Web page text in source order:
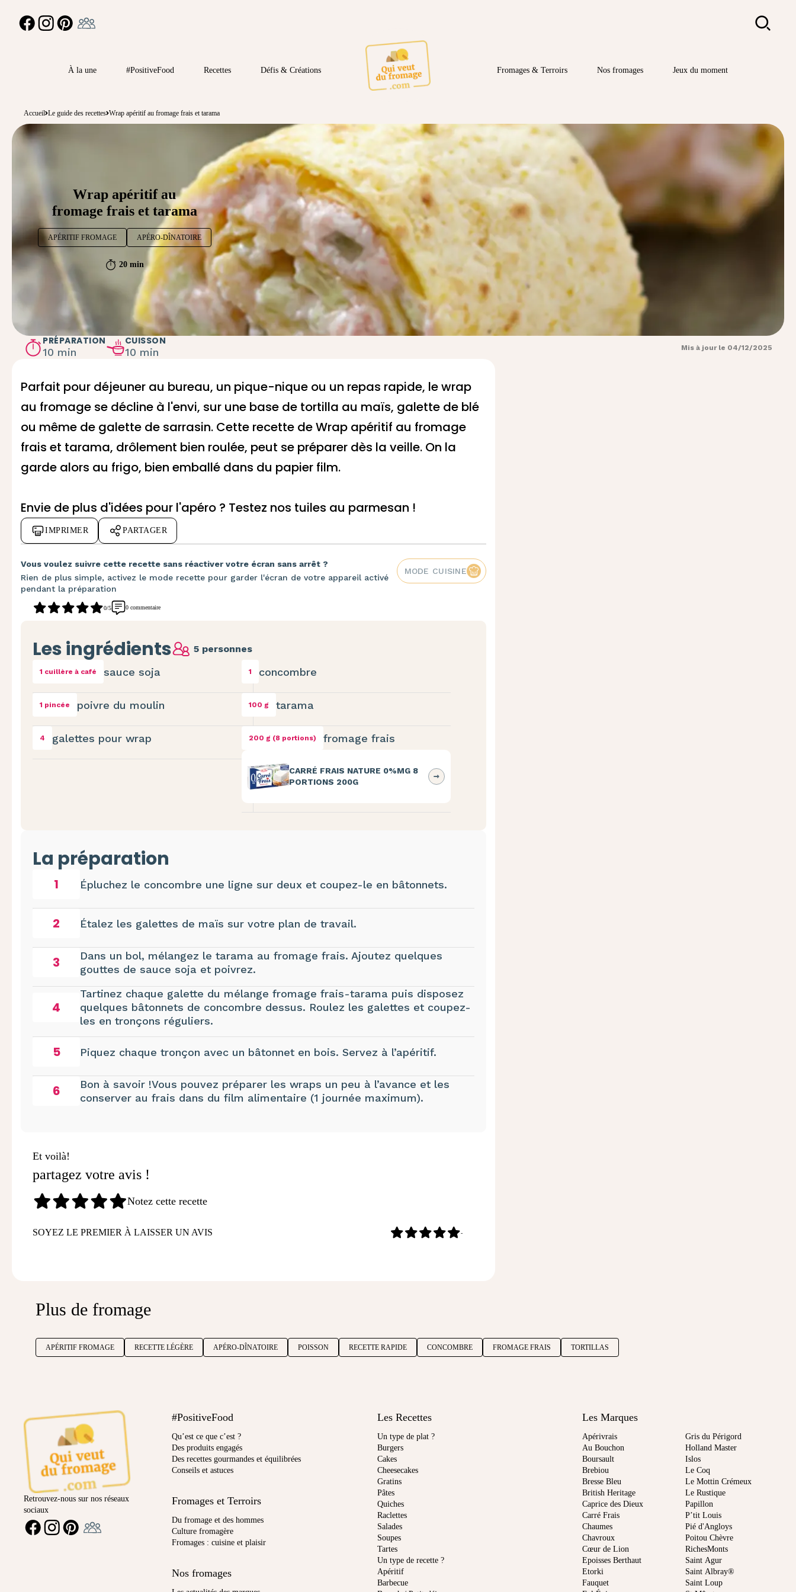
FACEBOOKINSTAGRAMPINTEREST Rechercher
À la une #PositiveFood Recettes Défis & Créations Fromages & Terroirs Nos fromages Jeux du moment
Accueil Le guide des recettes Wrap apéritif au fromage frais et tarama
Wrap apéritif au
fromage frais et tarama
APÉRITIF FROMAGE APÉRO-DÎNATOIRE
20 min
PRÉPARATION
10 min
CUISSON
10 min Mis à jour le 04/12/2025
Parfait pour déjeuner au bureau, un pique-nique ou un repas rapide, le wrap
au fromage se décline à l'envi, sur une base de tortilla au maïs, galette de blé
ou même de galette de sarrasin. Cette recette de Wrap apéritif au fromage
frais et tarama, drôlement bien roulée, peut se préparer dès la veille. On la
garde alors au frigo, bien emballé dans du papier film.
Envie de plus d'idées pour l'apéro ? Testez nos tuiles au parmesan !
IMPRIMER PARTAGER
Vous voulez suivre cette recette sans réactiver votre écran sans arrêt ?
Rien de plus simple, activez le mode recette pour garder l'écran de votre appareil activé
pendant la préparation
MODE CUISINE
0/5 0 commentaire
Les ingrédients 5 personnes
1 cuillère à café sauce soja
1 pincée poivre du moulin
4 galettes pour wrap
1 concombre
100 g tarama
200 g (8 portions) fromage frais
CARRÉ FRAIS NATURE 0%MG 8
PORTIONS 200G
La préparation
1 Épluchez le concombre une ligne sur deux et coupez-le en bâtonnets.
2 Étalez les galettes de maïs sur votre plan de travail.
3
Dans un bol, mélangez le tarama au fromage frais. Ajoutez quelques
gouttes de sauce soja et poivrez.
4
Tartinez chaque galette du mélange fromage frais-tarama puis disposez
quelques bâtonnets de concombre dessus. Roulez les galettes et coupez-
les en tronçons réguliers.
5 Piquez chaque tronçon avec un bâtonnet en bois. Servez à l’apéritif.
6
Bon à savoir !Vous pouvez préparer les wraps un peu à l’avance et les
conserver au frais dans du film alimentaire (1 journée maximum).
Et voilà!
partagez votre avis !
Notez cette recette
SOYEZ LE PREMIER À LAISSER UN AVIS -
Plus de fromage
APÉRITIF FROMAGE RECETTE LÉGÈRE APÉRO-DÎNATOIRE POISSON RECETTE RAPIDE CONCOMBRE FROMAGE FRAIS TORTILLAS
Retrouvez-nous sur nos réseaux
sociaux
FACEBOOKINSTAGRAMPINTEREST
#PositiveFood
Qu’est ce que c’est ?
Des produits engagés
Des recettes gourmandes et équilibrées
Conseils et astuces
Fromages et Terroirs
Du fromage et des hommes
Culture fromagère
Fromages : cuisine et plaisir
Nos fromages
Les Recettes
Un type de plat ?
Burgers
Cakes
Cheesecakes
Gratins
Pâtes
Quiches
Raclettes
Salades
Soupes
Tartes
Un type de recette ?
Apéritif
Barbecue
Les Marques
Apérivrais
Au Bouchon
Boursault
Brebiou
Bresse Bleu
British Heritage
Caprice des Dieux
Carré Frais
Chaumes
Chavroux
Cœur de Lion
Epoisses Berthaut
Etorki
Fauquet
Gris du Périgord
Holland Master
Islos
Le Coq
Le Mottin Crémeux
Le Rustique
Papillon
P’tit Louis
Pié d'Angloys
Poitou Chèvre
RichesMonts
Saint Agur
Saint Albray®
Saint Loup